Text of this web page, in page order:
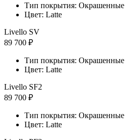
Тип покрытия: Окрашенные
Цвет: Latte
Livello SV
89 700 ₽
Тип покрытия: Окрашенные
Цвет: Latte
Livello SF2
89 700 ₽
Тип покрытия: Окрашенные
Цвет: Latte